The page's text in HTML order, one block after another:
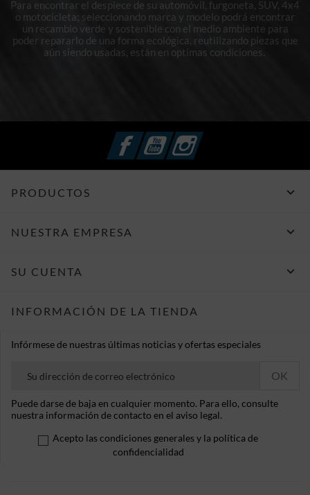
Para encontrar el despiece de su automóvil, furgoneta, SUV, 4x4
o motocicleta; seleccionando marca y modelo podrá encontrar
un recambio verde y sostenible con el medio ambiente para
poder repararlo de una forma ecológica, reutilizando piezas que
aún siendo usadas, están en optimas condiciones.
FacebookYouTubeInstagram
PRODUCTOS 
NUESTRA EMPRESA 
SU CUENTA 
INFORMACIÓN DE LA TIENDA
Infórmese de nuestras últimas noticias y ofertas especiales
Puede darse de baja en cualquier momento. Para ello, consulte
nuestra información de contacto en el aviso legal.
Acepto las condiciones generales y la política de
confidencialidad